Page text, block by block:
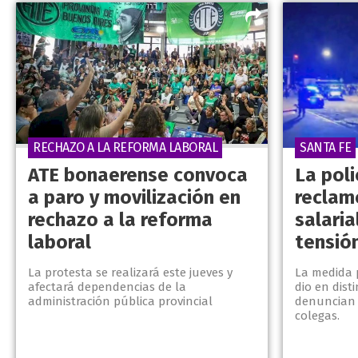
ATE bonaerense convoca
a paro y movilización en
rechazo a la reforma
laboral
La protesta se realizará este jueves y
afectará dependencias de la
administración pública provincial
RECHAZO A LA REFORMA LABORAL
La
La medida
dio en
denuncian
colegas.
SANTA FE